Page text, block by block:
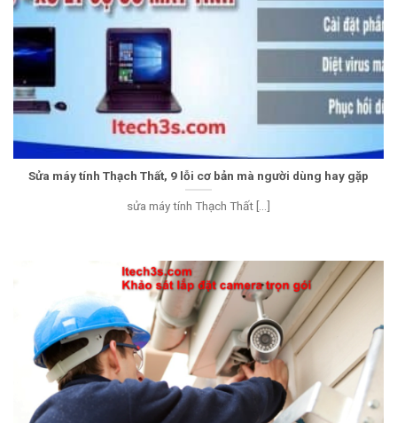
Sửa máy tính Thạch Thất, 9 lỗi cơ bản mà người dùng hay gặp
sửa máy tính Thạch Thất [...]